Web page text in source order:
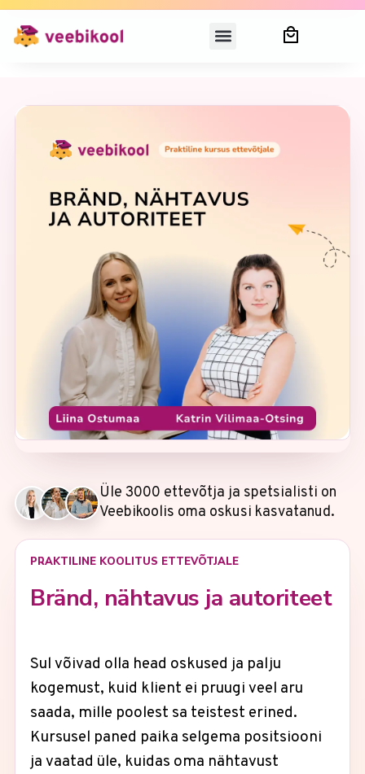
Üle 3000 ettevõtja ja spetsialisti on
Veebikoolis oma oskusi kasvatanud.
PRAKTILINE KOOLITUS ETTEVÕTJALE
Bränd, nähtavus ja autoriteet
Sul võivad olla head oskused ja palju
kogemust, kuid klient ei pruugi veel aru
saada, mille poolest sa teistest erined.
Kursusel paned paika selgema positsiooni
ja vaatad üle, kuidas oma nähtavust